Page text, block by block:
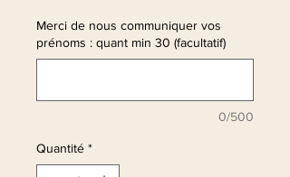
Merci de nous communiquer vos
prénoms : quant min 30 (facultatif)
0/500
Quantité *